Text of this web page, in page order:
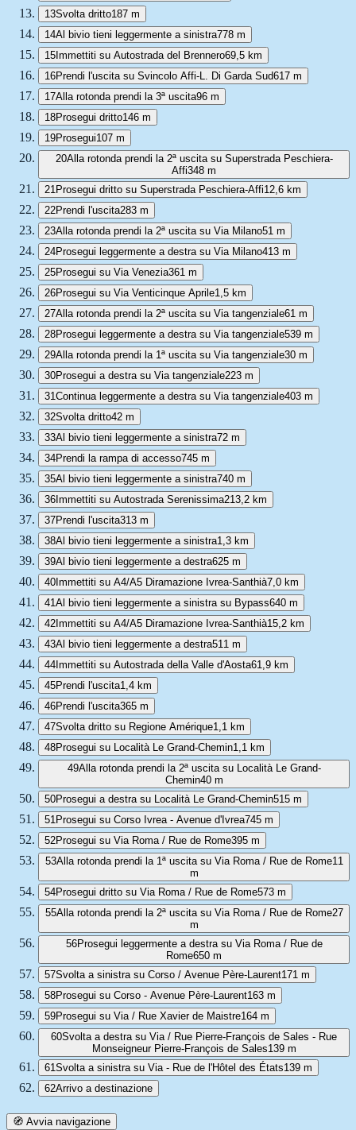
13Svolta dritto187 m
14Al bivio tieni leggermente a sinistra778 m
15Immettiti su Autostrada del Brennero69,5 km
16Prendi l'uscita su Svincolo Affi-L. Di Garda Sud617 m
17Alla rotonda prendi la 3ª uscita96 m
18Prosegui dritto146 m
19Prosegui107 m
20Alla rotonda prendi la 2ª uscita su Superstrada Peschiera-
Affi348 m
21 Prosegui dritto su Superstrada Peschiera-Affi12,6 km
22Prendi l'uscita283 m
23Alla rotonda prendi la 2ª uscita su Via Milano51 m
24Prosegui leggermente a destra su Via Milano413 m
25Prosegui su Via Venezia361 m
26Prosegui su Via Venticinque Aprile1,5 km
27Alla rotonda prendi la 2ª uscita su Via tangenziale61 m
28Prosegui leggermente a destra su Via tangenziale539 m
29Alla rotonda prendi la 1ª uscita su Via tangenziale30 m
30Prosegui a destra su Via tangenziale223 m
31Continua leggermente a destra su Via tangenziale403 m
32Svolta dritto42 m
33Al bivio tieni leggermente a sinistra72 m
34Prendi la rampa di accesso745 m
35Al bivio tieni leggermente a sinistra740 m
36Immettiti su Autostrada Serenissima213,2 km
37Prendi l'uscita313 m
38Al bivio tieni leggermente a sinistra1,3 km
39Al bivio tieni leggermente a destra625 m
40Immettiti su A4/A5 Diramazione Ivrea-Santhià7,0 km
41Al bivio tieni leggermente a sinistra su Bypass640 m
42Immettiti su A4/A5 Diramazione Ivrea-Santhià15,2 km
43Al bivio tieni leggermente a destra511 m
44Immettiti su Autostrada della Valle d'Aosta61,9 km
45Prendi l'uscita1,4 km
46Prendi l'uscita365 m
47Svolta dritto su Regione Amérique1,1 km
48Prosegui su Località Le Grand-Chemin1,1 km
49Alla rotonda prendi la 2ª uscita su Località Le Grand-
Chemin40 m
50Prosegui a destra su Località Le Grand-Chemin515 m
51 Prosegui su Corso Ivrea - Avenue d'Ivrea745 m
52Prosegui su Via Roma / Rue de Rome395 m
53Alla rotonda prendi la 1ª uscita su Via Roma / Rue de Rome11
m
54Prosegui dritto su Via Roma / Rue de Rome573 m
55Alla rotonda prendi la 2ª uscita su Via Roma / Rue de Rome27
m
56Prosegui leggermente a destra su Via Roma / Rue de
Rome650 m
57Svolta a sinistra su Corso / Avenue Père-Laurent171 m
58Prosegui su Corso - Avenue Père-Laurent163 m
59Prosegui su Via / Rue Xavier de Maistre164 m
60Svolta a destra su Via / Rue Pierre-François de Sales - Rue
Monseigneur Pierre-François de Sales139 m
61Svolta a sinistra su Via - Rue de l'Hôtel des États139 m
62Arrivo a destinazione
🧭 Avvia navigazione